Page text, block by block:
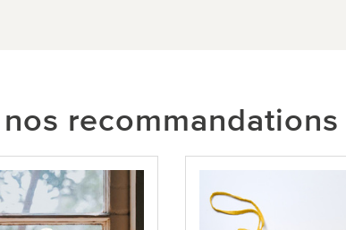
nos recommandations